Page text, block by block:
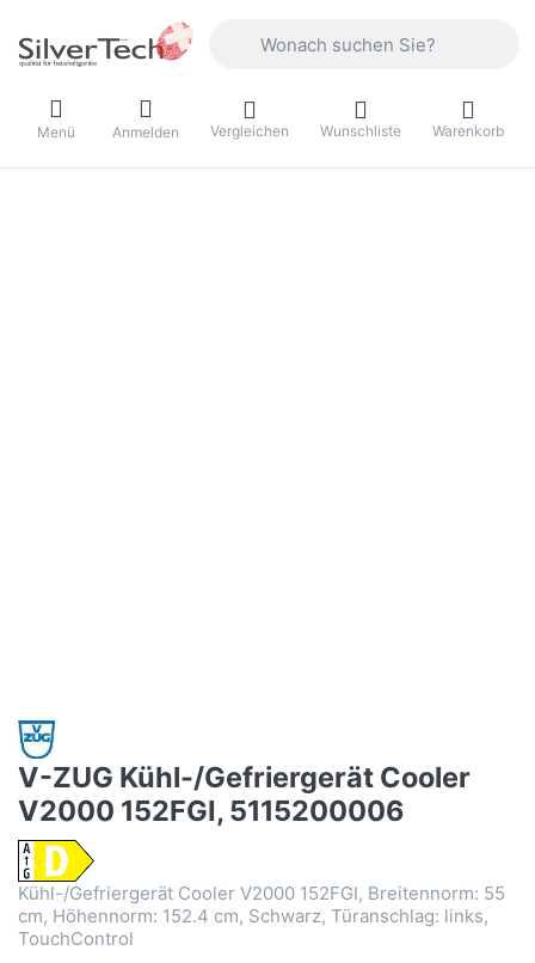
Menü Anmelden Vergleichen Wunschliste Warenkorb
V-ZUG Kühl-/Gefriergerät Cooler
V2000 152FGI, 5115200006
Kühl-/Gefriergerät Cooler V2000 152FGI, Breitennorm: 55
cm, Höhennorm: 152.4 cm, Schwarz, Türanschlag: links,
TouchControl